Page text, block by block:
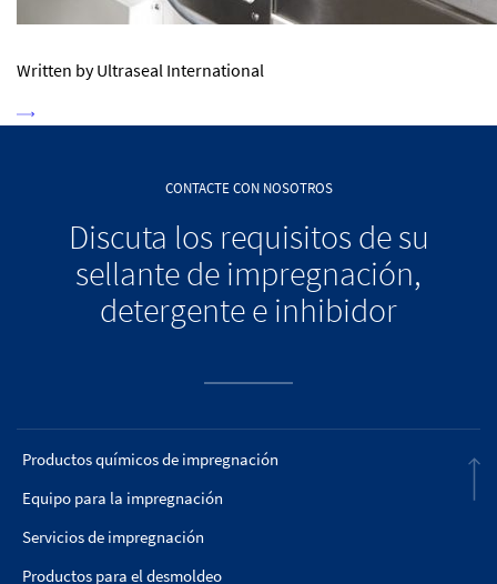
Written by Ultraseal International
CONTACTE CON NOSOTROS
Discuta los requisitos de su
sellante de impregnación,
detergente e inhibidor
Productos químicos de impregnación
Equipo para la impregnación
Servicios de impregnación
Productos para el desmoldeo